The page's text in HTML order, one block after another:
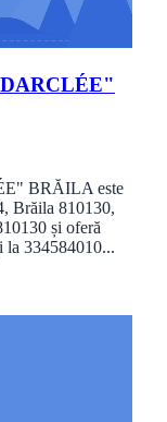
BRĂILA este
Brăila 810130,
și oferă
la 334584010...